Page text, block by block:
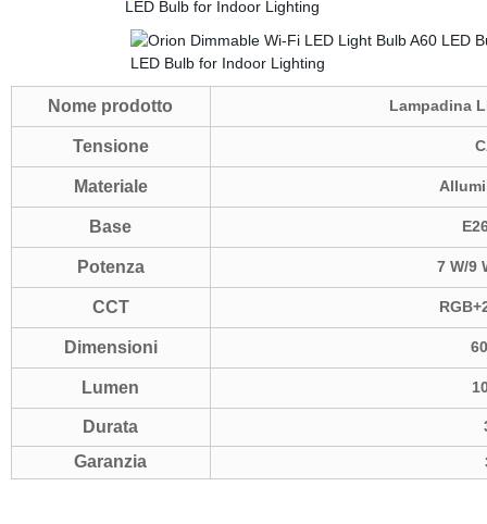
Nome prodotto Lampadina
Tensione
Materiale
Base
Potenza 7 W/9
CCT
Dimensioni
Lumen
Durata
Garanzia